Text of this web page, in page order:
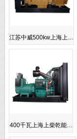
江苏中威500kw上海上…
400千瓦上海上柴乾能…